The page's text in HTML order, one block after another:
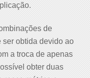
de
ser obtida devido ao
a troca de apenas
obter duas